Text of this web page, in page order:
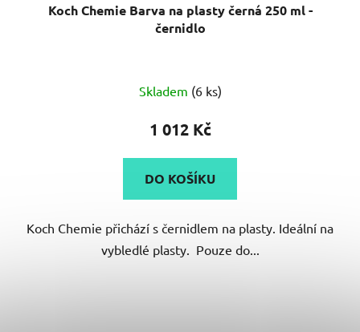
Koch Chemie Barva na plasty černá 250 ml -
černidlo
hodnocení
produktu
3,0
z
hvězdiček.
Skladem (6 ks)
1 012 Kč
DO KOŠÍKU
Koch Chemie přichází s černidlem na plasty. Ideální na
vybledlé plasty. Pouze do...